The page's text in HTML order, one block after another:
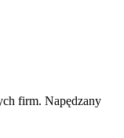
firm. Napędzany